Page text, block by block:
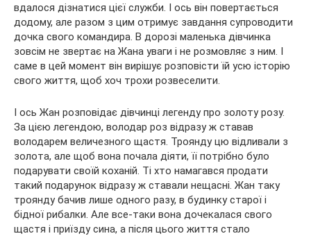
вдалося дізнатися цієї служби. І ось він повертається
додому, але разом з цим отримує завдання супроводити
дочка свого командира. В дорозі маленька дівчинка
зовсім не звертає на Жана уваги і не розмовляє з ним. І
саме в цей момент він вирішує розповісти їй усю історію
свого життя, щоб хоч трохи розвеселити.
І ось Жан розповідає дівчинці легенду про золоту розу.
За цією легендою, володар роз відразу ж ставав
володарем величезного щастя. Троянду цю відливали з
золота, але щоб вона почала діяти, її потрібно було
подарувати своїй коханій. Ті хто намагався продати
такий подарунок відразу ж ставали нещасні. Жан таку
троянду бачив лише одного разу, в будинку старої і
бідної рибалки. Але все-таки вона дочекалася свого
щастя і приїзду сина, а після цього життя стало